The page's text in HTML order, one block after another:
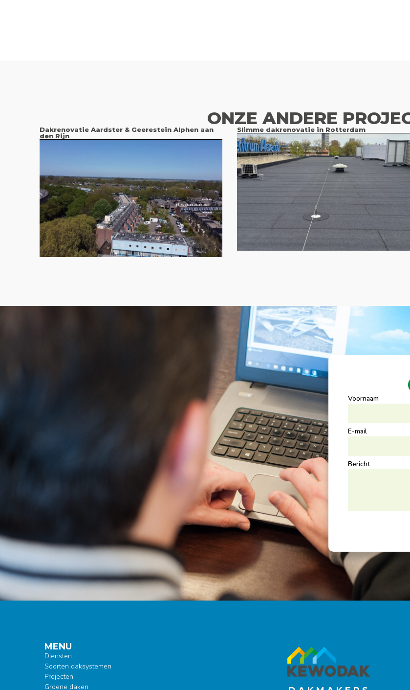
ONZE ANDERE
Dakrenovatie Aardster & Geerestein Alphen aan
den Rijn
Slimme dakrenovatie in Rotterdam
Voornaam
E-mail
Bericht
MENU
Diensten
Soorten daksystemen
Projecten
Groene daken